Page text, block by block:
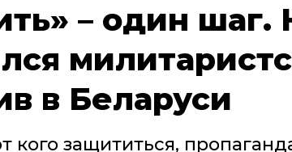
– один шаг.
в Беларуси
кого защититься,